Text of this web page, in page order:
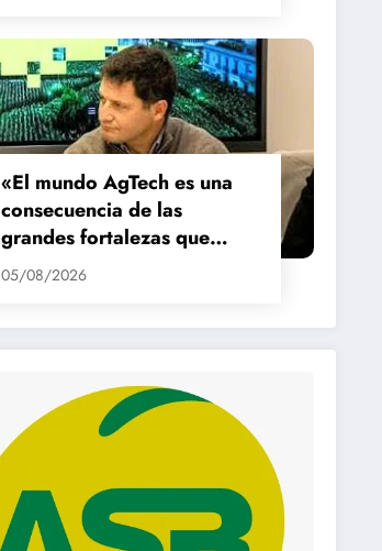
«El mundo AgTech es una
consecuencia de las
grandes fortalezas que
tenemos en la región»
05/08/2026